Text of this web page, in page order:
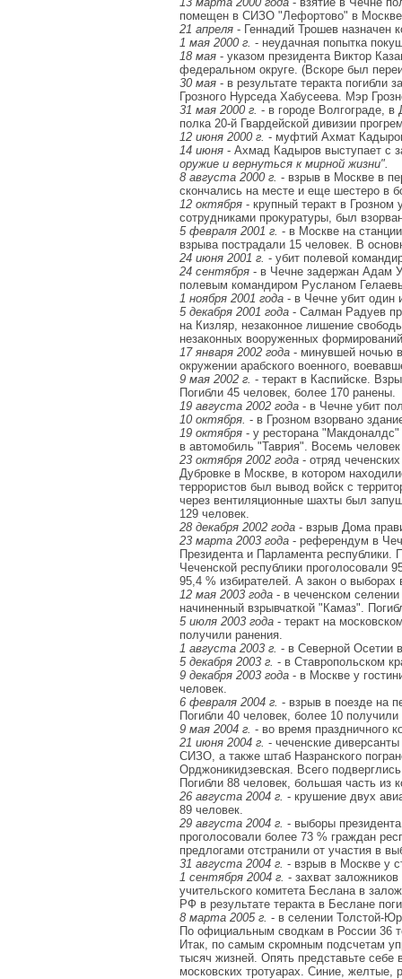
помещен в СИЗО "Лефортово" в
21 апреля - Геннадий Трошев назначен
1 мая 2000 г. - неудачная попытка
18 мая - указом президента Виктор
федеральном округе. (Вскоре был
30 мая - в результате теракта погибли
Грозного Нурседа Хабусеева. Мэр
31 мая 2000 г. - в городе Волгограде, в
полка 20-й Гвардейской дивизии
12 июня 2000 г. - муфтий Ахмат
14 июня - Ахмад Кадыров выступает с
оружие и вернуться к мирной жизни".
8 августа 2000 г. - взрыв в Москве в
скончались на месте и еще шестеро в
12 октября - крупный теракт в
сотрудниками прокуратуры, был
5 февраля 2001 г. - в Москве на
взрыва пострадали 15 человек. В
24 июня 2001 г. - убит полевой
24 сентября - в Чечне задержан Адам
полевым командиром Русланом
1 ноября 2001 года - в Чечне убит один
5 декабря 2001 года - Салман Радуев
на Кизляр, незаконное лишение
незаконных вооруженных
17 января 2002 года - минувшей ночью
окружении арабского военного,
9 мая 2002 г. - теракт в Каспийске.
Погибли 45 человек, более 170 ранены.
19 августа 2002 года - в Чечне убит
10 октября. - в Грозном взорвано
19 октября - у ресторана
в автомобиль "Таврия". Восемь
23 октября 2002 года - отряд
Дубровке в Москве, в котором
террористов был вывод войск с
через вентиляционные шахты был
129 человек.
28 декабря 2002 года - взрыв Дома
23 марта 2003 года - референдум в
Президента и Парламента республики.
Чеченской республики проголосовали
95,4 % избирателей. А закон о
12 мая 2003 года - в чеченском
начиненный взрывчаткой "Камаз".
5 июля 2003 года - теракт на
получили ранения.
1 августа 2003 г. - в Северной Осетии
5 декабря 2003 г. - в Ставропольском
9 декабря 2003 года - в Москве у
человек.
6 февраля 2004 г. - взрыв в поезде на
Погибли 40 человек, более 10 получили
9 мая 2004 г. - во время праздничного
21 июня 2004 г. - чеченские
СИЗО, а также штаб Назранского
Орджоникидзевская. Всего
Погибли 88 человек, большая часть из
26 августа 2004 г. - крушение двух
89 человек.
29 августа 2004 г. - выборы
проголосовали более 73 % граждан
предлогами отстранили от участия в
31 августа 2004 г. - взрыв в Москве у
1 сентября 2004 г. - захват
учительского комитета Беслана в
РФ в результате теракта в Беслане
8 марта 2005 г. - в селении Толстой-
По официальным сводкам в России 36
Итак, по самым скромным подсчетам
тысяч жизней. Опять представьте
московских тротуарах. Синие, желтые,